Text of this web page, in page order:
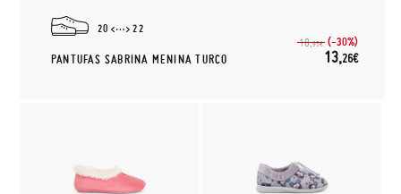
20 22
PANTUFAS SABRINA MENINA TURCO
18,95€ (-30%)
13,26€